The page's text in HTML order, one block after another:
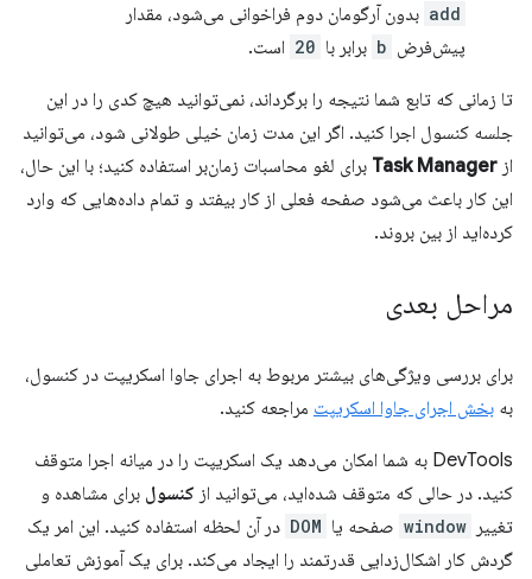
add بدون آرگومان دوم فراخوانی می‌شود، مقدار
پیش‌فرض b برابر با 20 است.
تا زمانی که تابع شما نتیجه را برگرداند، نمی‌توانید هیچ کدی را در این
جلسه کنسول اجرا کنید. اگر این مدت زمان خیلی طولانی شود، می‌توانید
از Task Manager برای لغو محاسبات زمان‌بر استفاده کنید؛ با این حال،
این کار باعث می‌شود صفحه فعلی از کار بیفتد و تمام داده‌هایی که وارد
کرده‌اید از بین بروند.
مراحل بعدی
برای بررسی ویژگی‌های بیشتر مربوط به اجرای جاوا اسکریپت در کنسول،
به بخش اجرای جاوا اسکریپت مراجعه کنید.
DevTools به شما امکان می‌دهد یک اسکریپت را در میانه اجرا متوقف
کنید. در حالی که متوقف شده‌اید، می‌توانید از کنسول برای مشاهده و
تغییر window صفحه یا DOM در آن لحظه استفاده کنید. این امر یک
گردش کار اشکال‌زدایی قدرتمند را ایجاد می‌کند. برای یک آموزش تعاملی